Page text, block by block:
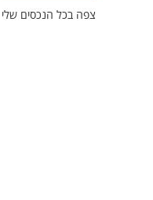
צפה בכל הנכסים שלי